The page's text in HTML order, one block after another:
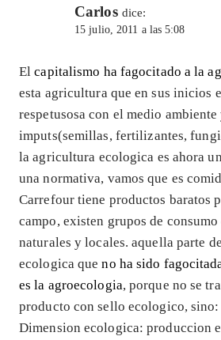
Carlos dice:
15 julio, 2011 a las 5:08
Elcapitalismo ha fagocitado a la
esta agricultura que en sus inicios
respetusosa con el medio
imputs(semillas, fertilizantes,
la agricultura ecologica es ahora
una normativa, vamos que es
Carrefour tiene productos baratos
campo, existen grupos de
naturales y locales. aquella parte
ecologica queno ha sido
es la agroecologia, porque no se
producto con sello ecologico, sino:
Dimension ecologica: produccion